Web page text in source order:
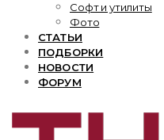
Софт и утилиты
Фото
СТАТЬИ
ПОДБОРКИ
НОВОСТИ
ФОРУМ